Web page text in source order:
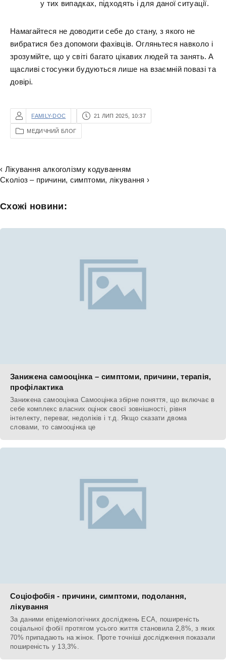
у тих випадках, підходять і для даної ситуації.
Намагайтеся не доводити себе до стану, з якого не
вибратися без допомоги фахівців. Огляньтеся навколо і
зрозумійте, що у світі багато цікавих людей та занять. А
щасливі стосунки будуються лише на взаємній повазі та
довірі.
FAMILY-DOC 21 ЛИП 2025, 10:37
МЕДИЧНИЙ БЛОГ
‹ Лікування алкоголізму кодуванням
Сколіоз – причини, симптоми, лікування ›
Схожі новини:
Занижена самооцінка – симптоми, причини, терапія,
профілактика
Занижена самооцінка Самооцінка збірне поняття, що включає в
себе комплекс власних оцінок своєї зовнішності, рівня
інтелекту, переваг, недоліків і т.д. Якщо сказати двома
словами, то самооцінка це
Соціофобія - причини, симптоми, подолання,
лікування
За даними епідеміологічних досліджень ECA, поширеність
соціальної фобії протягом усього життя становила 2,8%, з яких
70% припадають на жінок. Проте точніші дослідження показали
поширеність у 13,3%.